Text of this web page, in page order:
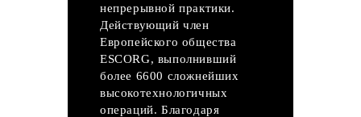
непрерывной практики.
Действующий член
Европейского общества
ESCORG, выполнивший
более 6600 сложнейших
высокотехнологичных
операций. Благодаря